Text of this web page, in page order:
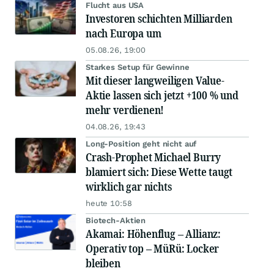
Flucht aus USA
Investoren schichten Milliarden
nach Europa um
05.08.26, 19:00
Starkes Setup für Gewinne
Mit dieser langweiligen Value-
Aktie lassen sich jetzt +100 % und
mehr verdienen!
04.08.26, 19:43
Long-Position geht nicht auf
Crash-Prophet Michael Burry
blamiert sich: Diese Wette taugt
wirklich gar nichts
heute 10:58
Biotech-Aktien
Akamai: Höhenflug – Allianz:
Operativ top – MüRü: Locker
bleiben